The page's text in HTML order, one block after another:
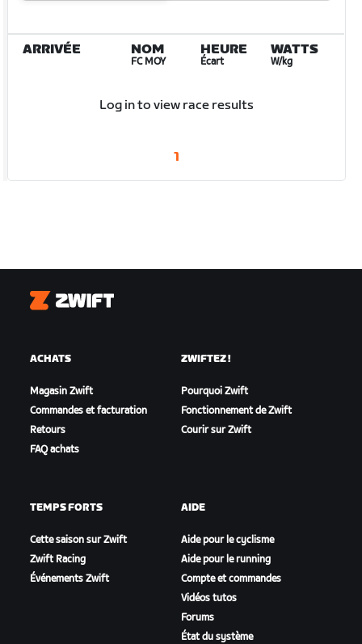
ARRIVÉE NOM
FC MOY
HEURE
Écart
WATTS
W/kg
Log in to view race results
1
Zwift
ACHATS
Magasin Zwift
Commandes et facturation
Retours
FAQ achats
ZWIFTEZ !
Pourquoi Zwift
Fonctionnement de Zwift
Courir sur Zwift
TEMPS FORTS
Cette saison sur Zwift
Zwift Racing
Événements Zwift
AIDE
Aide pour le cyclisme
Aide pour le running
Compte et commandes
Vidéos tutos
Forums
État du système